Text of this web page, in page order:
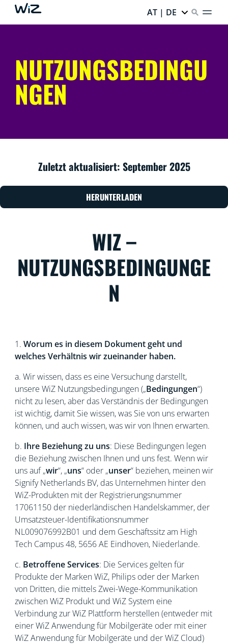
AT | DE
NUTZUNGSBEDINGU
NGEN
Zuletzt aktualisiert: September 2025
HERUNTERLADEN
WIZ –
NUTZUNGSBEDINGUNGE
N
1. Worum es in diesem Dokument geht und
welches Verhältnis wir zueinander haben.
a. Wir wissen, dass es eine Versuchung darstellt,
unsere WiZ Nutzungsbedingungen („Bedingungen“)
nicht zu lesen, aber das Verständnis der Bedingungen
ist wichtig, damit Sie wissen, was Sie von uns erwarten
können, und auch wissen, was wir von Ihnen erwarten.
b. Ihre Beziehung zu uns: Diese Bedingungen legen
die Beziehung zwischen Ihnen und uns fest. Wenn wir
uns auf „wir“, „uns“ oder „unser“ beziehen, meinen wir
Signify Netherlands BV, das Unternehmen hinter den
WiZ-Produkten mit der Registrierungsnummer
17061150 der niederländischen Handelskammer, der
Umsatzsteuer-Identifikationsnummer
NL009076992B01 und dem Geschäftssitz am High
Tech Campus 48, 5656 AE Eindhoven, Niederlande.
c. Betroffene Services: Die Services gelten für
Produkte der Marken WiZ, Philips oder der Marken
von Dritten, die mittels Zwei-Wege-Kommunikation
zwischen WiZ Produkt und WiZ System eine
Verbindung zur WiZ Plattform herstellen (entweder mit
einer WiZ Anwendung für Mobilgeräte oder mit einer
WiZ Anwendung für Mobilgeräte und der WiZ Cloud)